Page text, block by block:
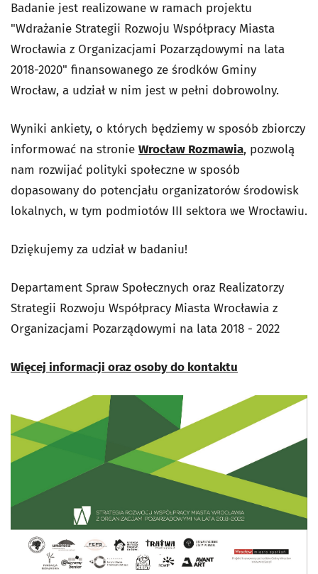
Badanie jest realizowane w ramach projektu
"Wdrażanie Strategii Rozwoju Współpracy Miasta
Wrocławia z Organizacjami Pozarządowymi na lata
2018-2020" finansowanego ze środków Gminy
Wrocław, a udział w nim jest w pełni dobrowolny.
Wyniki ankiety, o których będziemy w sposób zbiorczy
informować na stronie Wrocław Rozmawia, pozwolą
nam rozwijać polityki społeczne w sposób
dopasowany do potencjału organizatorów środowisk
lokalnych, w tym podmiotów III sektora we Wrocławiu.
Dziękujemy za udział w badaniu!
Departament Spraw Społecznych oraz Realizatorzy
Strategii Rozwoju Współpracy Miasta Wrocławia z
Organizacjami Pozarządowymi na lata 2018 - 2022
Więcej informacji oraz osoby do kontaktu